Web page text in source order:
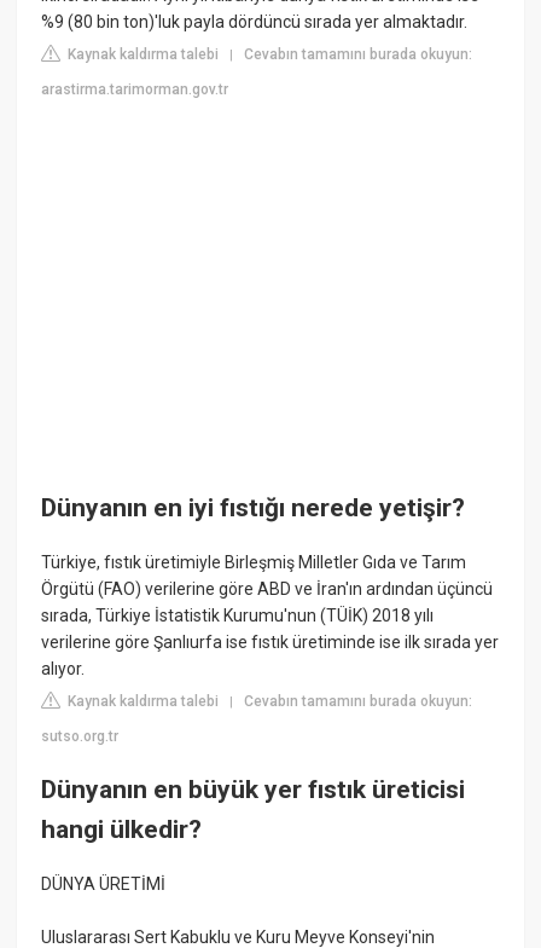
%9 (80 bin ton)'luk payla dördüncü sırada yer almaktadır.
Kaynak kaldırma talebi |Cevabın tamamını burada okuyun:
arastirma.tarimorman.gov.tr
Dünyanın en iyi fıstığı nerede yetişir?
Türkiye, fıstık üretimiyle Birleşmiş Milletler Gıda ve Tarım
Örgütü (FAO) verilerine göre ABD ve İran'ın ardından üçüncü
sırada, Türkiye İstatistik Kurumu'nun (TÜİK) 2018 yılı
verilerine göre Şanlıurfa ise fıstık üretiminde ise ilk sırada yer
alıyor.
Kaynak kaldırma talebi |Cevabın tamamını burada okuyun:
sutso.org.tr
Dünyanın en büyük yer fıstık üreticisi
hangi ülkedir?
DÜNYA ÜRETİMİ
Uluslararası Sert Kabuklu ve Kuru Meyve Konseyi'nin